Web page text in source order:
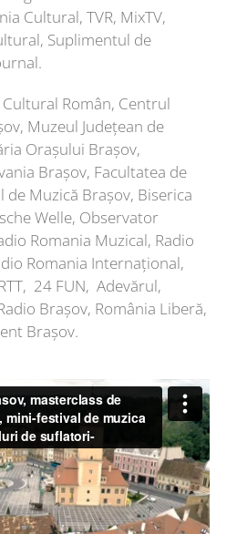
Cultural, TVR, MixTV,
Suplimentul de
Român, Centrul
Muzeul Județean de
Orașului Brașov,
Brașov, Facultatea de
de Muzică Brașov, Biserica
Welle, Observator
Romania Muzical, Radio
Romania Internațional,
24 FUN, Adevărul,
Brașov, România Liberă,
Brașov.